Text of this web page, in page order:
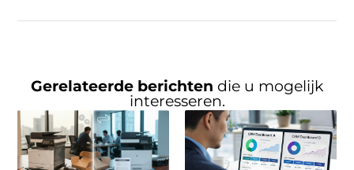
Gerelateerde berichten die u mogelijk
interesseren.